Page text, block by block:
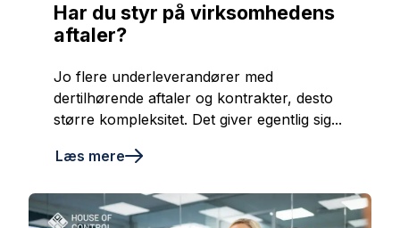
Har du styr på virksomhedens
aftaler?
Jo flere underleverandører med
dertilhørende aftaler og kontrakter, desto
større kompleksitet. Det giver egentlig sig...
Læs mere